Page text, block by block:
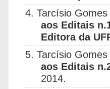
4. Tarcísio
aos Editais
Editora da
5. Tarcísio
aos Editais
2014.